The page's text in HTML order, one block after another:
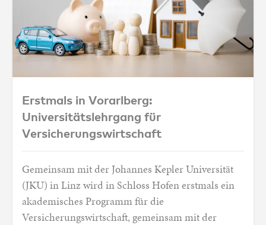
Erstmals in Vorarlberg:
Erstmals in Vorarlberg:
Universitätslehrgang für
Versicherungswirtschaft
Gemeinsam mit der Johannes Kepler Universität
(JKU) in Linz wird in Schloss Hofen erstmals ein
akademisches Programm für die
Versicherungswirtschaft, gemeinsam mit der